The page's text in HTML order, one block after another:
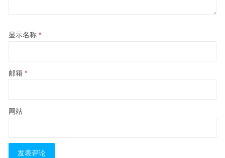
显示名称 *
邮箱 *
网站